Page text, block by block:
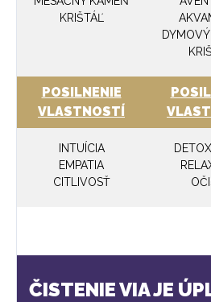
KRIŠTÁĽ
POSILNENIE
VLASTNOSTÍ
INTUÍCIA
EMPATIA
CITLIVOSŤ
ČISTENIE VIA JE